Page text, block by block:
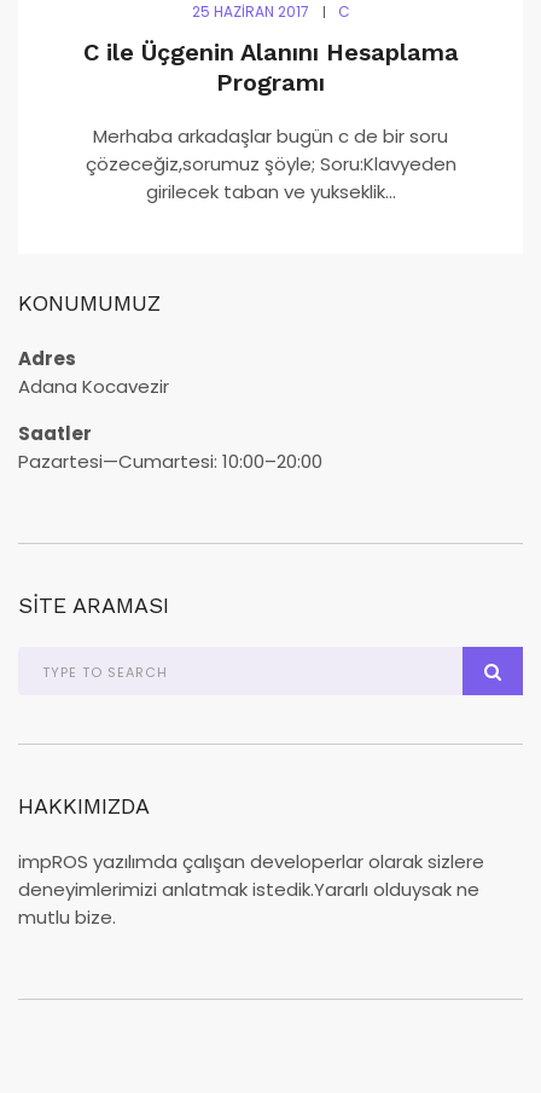
25 HAZIRAN 2017 C
C ile Üçgenin Alanını Hesaplama
Programı
Merhaba arkadaşlar bugün c de bir soru
çözeceğiz,sorumuz şöyle; Soru:Klavyeden
girilecek taban ve yukseklik...
KONUMUMUZ
Adres
Adana Kocavezir
Saatler
Pazartesi—Cumartesi: 10:00–20:00
SITE ARAMASI
HAKKIMIZDA
impROS yazılımda çalışan developerlar olarak sizlere
deneyimlerimizi anlatmak istedik.Yararlı olduysak ne
mutlu bize.